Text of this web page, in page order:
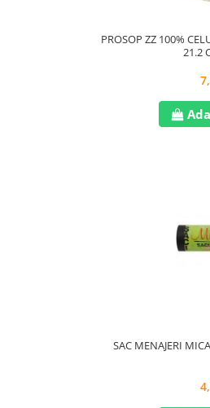
PROSOP ZZ 100%
21.2
SAC MENAJERI